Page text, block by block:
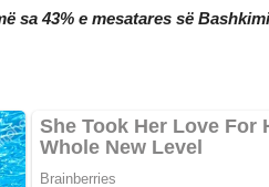
sa 43% e mesatares së